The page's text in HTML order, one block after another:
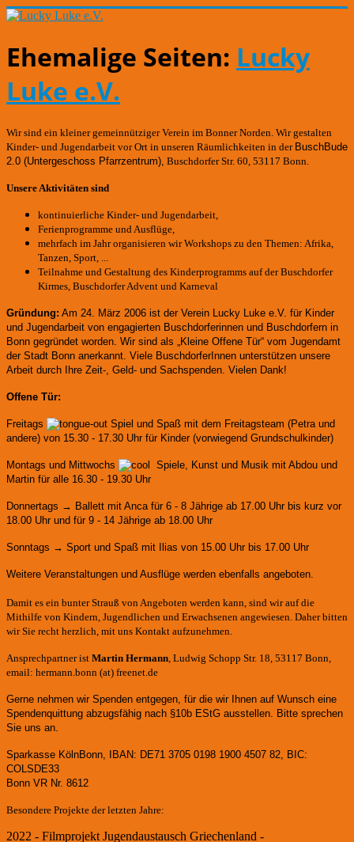
Ehemalige Seiten: Lucky
Luke e.V.
Wir sind ein kleiner gemeinnütziger Verein im Bonner Norden. Wir gestalten
Kinder- und Jugendarbeit vor Ort in unseren Räumlichkeiten in der BuschBude
2.0 (Untergeschoss Pfarrzentrum) Buschdorfer Str. 60, 53117 Bonn.
Unsere Aktivitäten sind
kontinuierliche Kinder- und Jugendarbeit,
Ferienprogramme und Ausflüge,
mehrfach im Jahr organisieren wir Workshops zu den Themen: Afrika,
Tanzen, Sport, ...
Teilnahme und Gestaltung des Kinderprogramms auf der Buschdorfer
Kirmes, Buschdorfer Advent und Karneval
Gründung: Am 24. März 2006 ist der Verein Lucky Luke e.V. für Kinder
und Jugendarbeit von engagierten Buschdorferinnen und Buschdorfern in
Bonn gegründet worden. Wir sind als „Kleine Offene Tür“ vom Jugendamt
der Stadt Bonn anerkannt. Viele BuschdorferInnen unterstützen unsere
Arbeit durch Ihre Zeit-, Geld- und Sachspenden. Vielen Dank!
Offene Tür:
Freitags
Spiel und Spaß mit dem Freitagsteam (Petra und
andere) von 15.30 - 17.30 Uhr für Kinder (vorwiegend Grundschulkinder)
Montags und Mittwochs
Spiele, Kunst und Musik mit Abdou und
Martin für alle 16.30 - 19.30 Uhr
Donnertags → Ballett mit Anca für 6 - 8 Jährige ab 17.00 Uhr bis kurz vor
18.00 Uhr und für 9 - 14 Jährige ab 18.00 Uhr
Sonntags → Sport und Spaß mit Ilias von 15.00 Uhr bis 17.00 Uhr
Weitere Veranstaltungen und Ausflüge werden ebenfalls angeboten.
Damit es ein bunter Strauß von Angeboten werden kann, sind wir auf die
Mithilfe von Kindern, Jugendlichen und Erwachsenen angewiesen. Daher bitten
wir Sie recht herzlich, mit uns Kontakt aufzunehmen.
Ansprechpartner ist Martin Hermann , Ludwig Schopp Str. 18, 53117 Bonn,
email: hermann.bonn (at) freenet.de
Gerne nehmen wir Spenden entgegen, für die wir Ihnen auf Wunsch eine
Spendenquittung abzugsfähig nach §10b EStG ausstellen. Bitte sprechen
Sie uns an.
Sparkasse KölnBonn, IBAN: DE71 3705 0198 1900 4507 82, BIC:
COLSDE33
Bonn VR Nr. 8612
Besondere Projekte der letzten Jahre:
2022 - Filmprojekt Jugendaustausch Griechenland -